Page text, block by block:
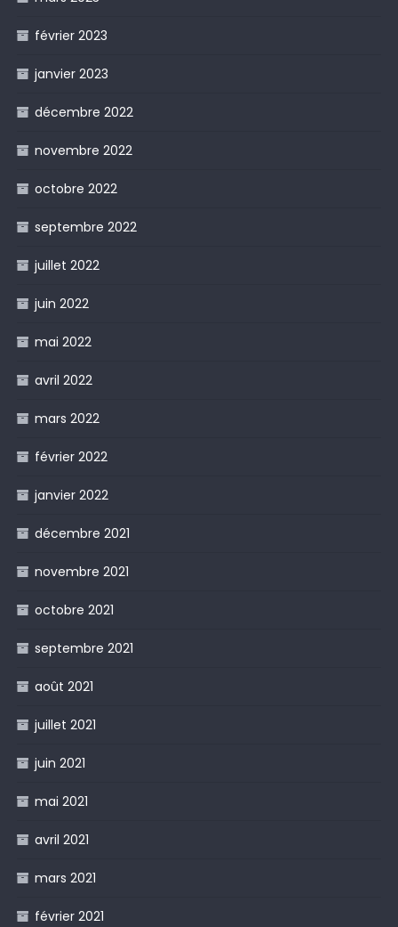
février 2023
janvier 2023
décembre 2022
novembre 2022
octobre 2022
septembre 2022
juillet 2022
juin 2022
mai 2022
avril 2022
mars 2022
février 2022
janvier 2022
décembre 2021
novembre 2021
octobre 2021
septembre 2021
août 2021
juillet 2021
juin 2021
mai 2021
avril 2021
mars 2021
février 2021